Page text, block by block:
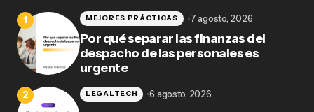
Por qué separar las finanzas del
despacho de las personales es
urgente
MEJORES PRÁCTICAS 7 agosto, 2026
LEGALTECH 6 agosto, 2026